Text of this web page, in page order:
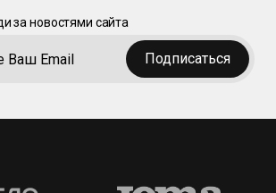
за новостями сайта
Подписаться